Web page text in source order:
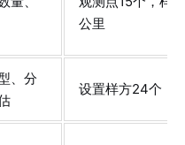
公里
、分
设置样方24个